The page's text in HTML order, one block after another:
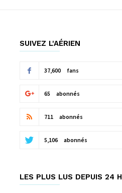
SUIVEZ L'AÉRIEN
37,600 fans
65 abonnés
711 abonnés
5,106 abonnés
LES PLUS LUS DEPUIS 24 H